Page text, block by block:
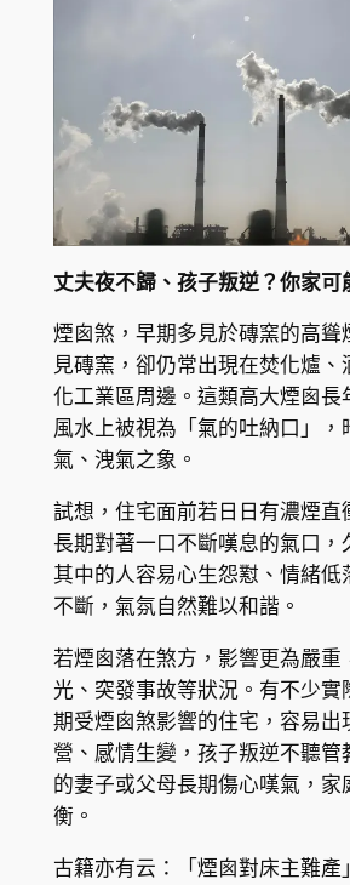
丈夫夜不歸、孩子叛逆？你家可
煙囪煞，早期多見於磚窯的高聳
見磚窯，卻仍常出現在焚化爐、
化工業區周邊。這類高大煙囪長
風水上被視為「氣的吐納口」，
氣、洩氣之象。
試想，住宅面前若日日有濃煙直
長期對著一口不斷嘆息的氣口，
其中的人容易心生怨懟、情緒低
不斷，氣氛自然難以和諧。
若煙囪落在煞方，影響更為嚴重
光、突發事故等狀況。有不少實
期受煙囪煞影響的住宅，容易出
營、感情生變，孩子叛逆不聽管
的妻子或父母長期傷心嘆氣，家
衡。
古籍亦有云：「煙囪對床主難產